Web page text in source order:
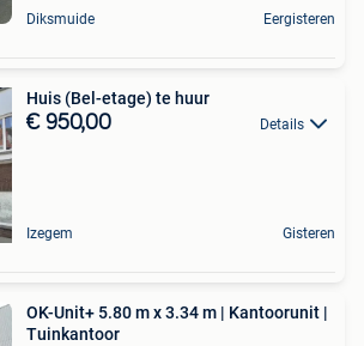
Diksmuide Eergisteren
Huis (Bel-etage) te huur
€ 950,00 Details
Izegem Gisteren
OK-Unit+ 5.80 m x 3.34 m | Kantoorunit |
Tuinkantoor